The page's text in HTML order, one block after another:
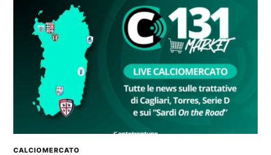
CALCIOMERCATO